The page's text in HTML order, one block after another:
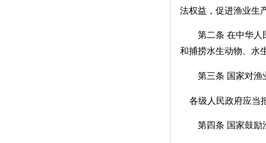
法权益，促进渔业生
第二条 在中华人民
和捕捞水生动物、水
第三条 国家对渔业
各级人民政府应当
第四条 国家鼓励渔